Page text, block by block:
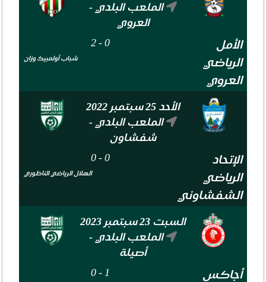
الملعب البلدي -
العروي
الأمل
الرياضي
العروي
0
-
2
شباب أولمبيك وزان
الأحد 25 سبتمبر 2022
الملعب البلدي -
شفشاون
الإتحاد
الرياضي
الشفشاوني
0
-
0
الهلال الرياضي الناظوري
السبت 23 سبتمبر 2023
الملعب البلدي -
أصيلة
أجاكس
1
-
0